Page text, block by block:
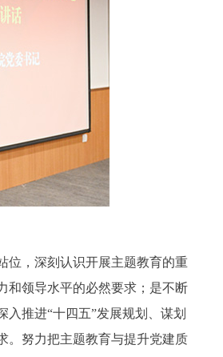
位，深刻认识开展主题教育的重
和领导水平的必然要求；是不断
推进“十四五”发展规划、谋划
。努力把主题教育与提升党建质